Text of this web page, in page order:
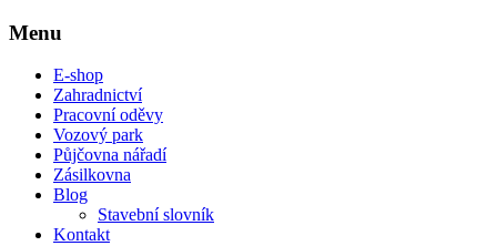
Menu
E-shop
Zahradnictví
Pracovní oděvy
Vozový park
Půjčovna nářadí
Zásilkovna
Blog
Stavební slovník
Kontakt